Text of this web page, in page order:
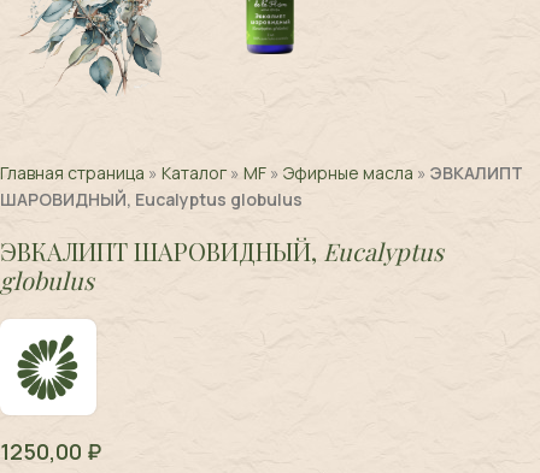
Главная страница » Каталог » MF » Эфирные масла » ЭВКАЛИПТ
ШАРОВИДНЫЙ, Eucalyptus globulus
ЭВКАЛИПТ ШАРОВИДНЫЙ, Eucalyptus
globulus
1250,00 ₽